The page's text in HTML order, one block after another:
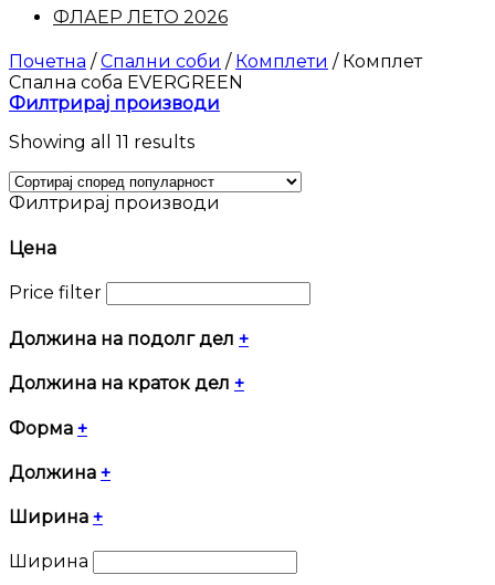
ФЛАЕР ЛЕТО 2026
Почетна / Спални соби / Комплети /Комплет
Спална соба EVERGREEN
Филтрирај производи
Showing all 11 resultsSorted
popularity
Филтрирај производи
Цена
Price filter
Должина на подолг дел +
Должина на краток дел +
Форма +
Должина +
Ширина +
Ширина